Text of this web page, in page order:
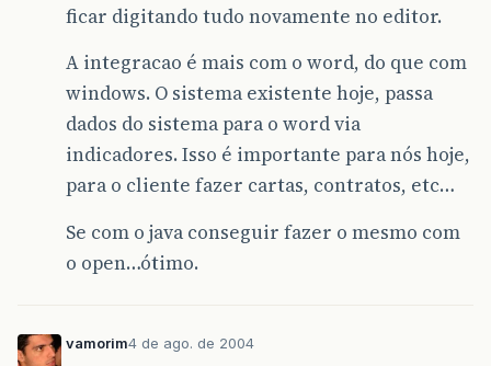
ficar digitando tudo novamente no editor.
A integracao é mais com o word, do que com
windows. O sistema existente hoje, passa
dados do sistema para o word via
indicadores. Isso é importante para nós hoje,
para o cliente fazer cartas, contratos, etc…
Se com o java conseguir fazer o mesmo com
o open…ótimo.
vamorim4 de ago. de 2004